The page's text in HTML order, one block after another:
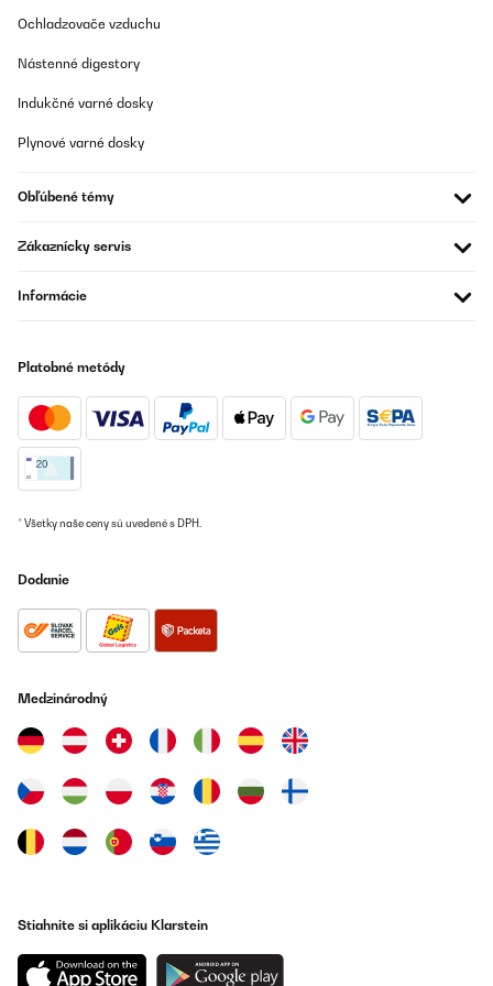
Utente Amazon
Preložiť
Utente Amazon
Preložiť
Amazon-Benutzer
Fusto complesso all’inizio ma molto utile per produrre birra a
casa
Utente Amazon
Ochladzovače vzduchu
Nástenné digestory
Indukčné varné dosky
Plynové varné dosky
Obľúbené témy
Zákaznícky servis
Informácie
Platobné metódy
* Všetky naše ceny sú uvedené s DPH.
Dodanie
Medzinárodný
Stiahnite si aplikáciu Klarstein